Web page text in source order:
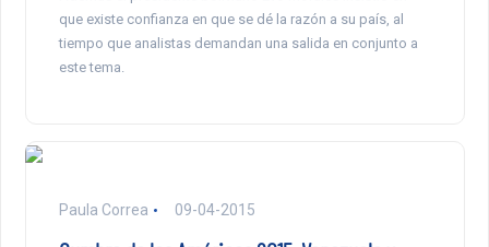
que existe confianza en que se dé la razón a su país, al
tiempo que analistas demandan una salida en conjunto a
este tema.
Paula Correa 09-04-2015